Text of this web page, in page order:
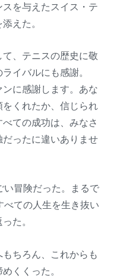
を与えたスイス・テ
えた。
、テニスの歴史に敬
イバルにも感謝。
ンに感謝します。あな
くれたか、信じられ
ての成功は、みなさ
ったに違いありませ
い冒険だった。まるで
べての人生を生き抜い
た。
ちろん、これからも
くくった。